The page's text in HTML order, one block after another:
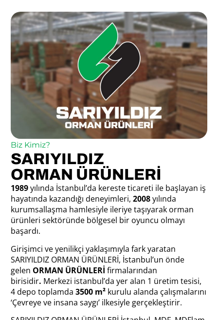
MdfLam -
SuntaLam
Renklerini Görmek İçin
Tıklayınız.
Biz Kimiz?
SARIYILDIZ
ORMAN ÜRÜNLERI
1989yılında İstanbul’da kereste ticareti ile başlayan iş
hayatında kazandığı deneyimleri,2008yılında
kurumsallaşma hamlesiyle ileriye taşıyarak orman
ürünleri sektöründe bölgesel bir oyuncu olmayı
başardı.
Girişimci ve yenilikçi yaklaşımıyla fark yaratan
SARIYILDIZ ORMAN ÜRÜNLERİ, İstanbul’un önde
gelen ORMAN ÜRÜNLERİfirmalarından
birisidir. Merkezi istanbul’da yer alan 1 üretim tesisi,
4 depo toplamda3500 m² kurulu alanda çalışmalarını
‘Çevreye ve insana saygı’ ilkesiyle gerçekleştirir.